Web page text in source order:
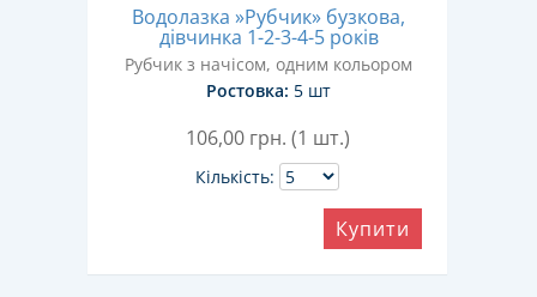
Водолазка »Рубчик» бузкова,
дівчинка 1-2-3-4-5 років
Рубчик з начісом, одним кольором
Ростовка: 5 шт
106,00 грн. (1 шт.)
Кількість:
Купити